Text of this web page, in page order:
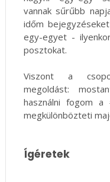
vannak sűrűbb
időm
egy-egyet -
posztokat.
Viszont a
megoldást:
használni fogom
megkülönbözteti
Ígéretek